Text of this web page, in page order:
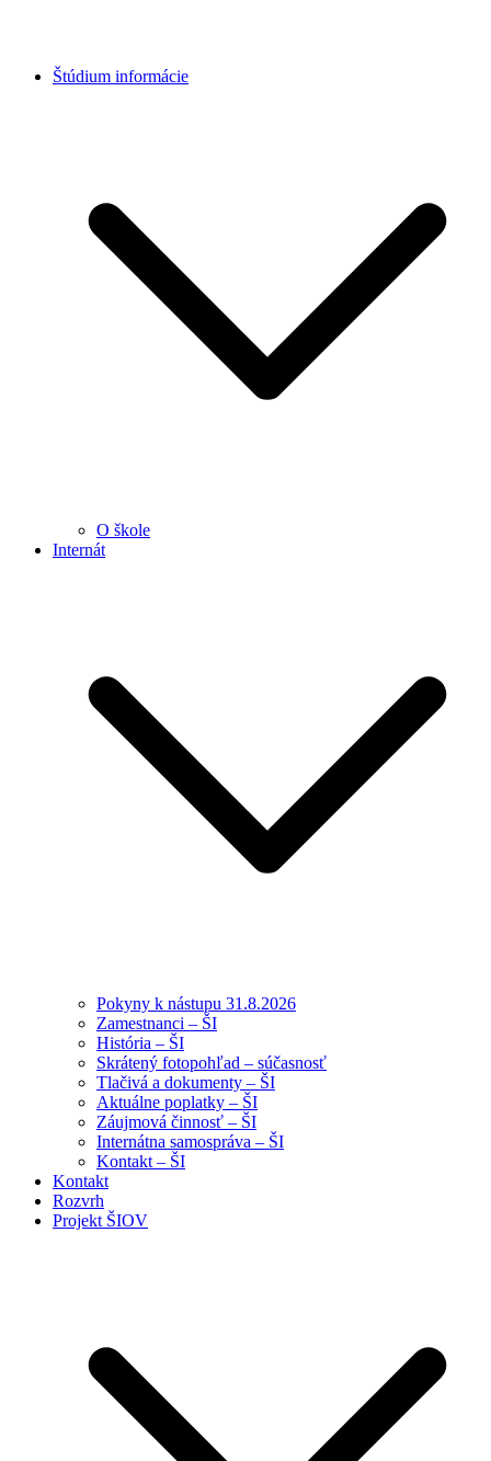
Štúdium informácie
O škole
Internát
Pokyny k nástupu 31.8.2026
Zamestnanci – ŠI
História – ŠI
Skrátený fotopohľad – súčasnosť
Tlačivá a dokumenty – ŠI
Aktuálne poplatky – ŠI
Záujmová činnosť – ŠI
Internátna samospráva – ŠI
Kontakt – ŠI
Kontakt
Rozvrh
Projekt ŠIOV